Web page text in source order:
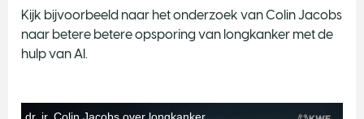
Kijk bijvoorbeeld naar het onderzoek van Colin Jacobs
naar betere betere opsporing van longkanker met de
hulp van AI.